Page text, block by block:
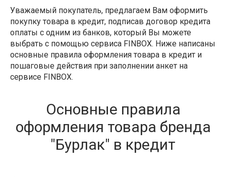
Уважаемый покупатель, предлагаем Вам оформить
покупку товара в кредит, подписав договор кредита
оплаты с одним из банков, который Вы можете
выбрать с помощью сервиса FINBOX. Ниже написаны
основные правила оформления товара в кредит и
пошаговые действия при заполнении анкет на
сервисе FINBOX.
Основные правила
оформления товара бренда
"Бурлак" в кредит